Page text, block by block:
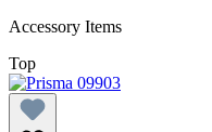
Accessory Items
Top